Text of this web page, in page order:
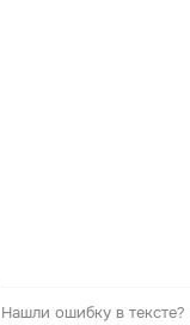
Нашли ошибку в тексте?